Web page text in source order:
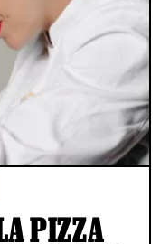
PIZZA